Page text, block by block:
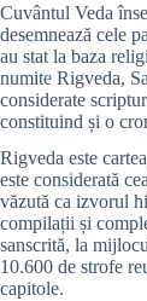
Cuvântul Veda
desemnează cele
au stat la baza
numite Rigveda,
considerate
constituind și o
Rigveda este
este considerată
văzută ca izvorul
compilații și
sanscrită, la
10.600 de strofe
capitole.